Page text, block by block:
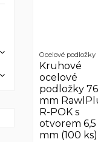
Ocelové podložky
Kruhové
ocelové
podložky 76
mm
R-POK s
otvorem 6,5
mm (100 ks)